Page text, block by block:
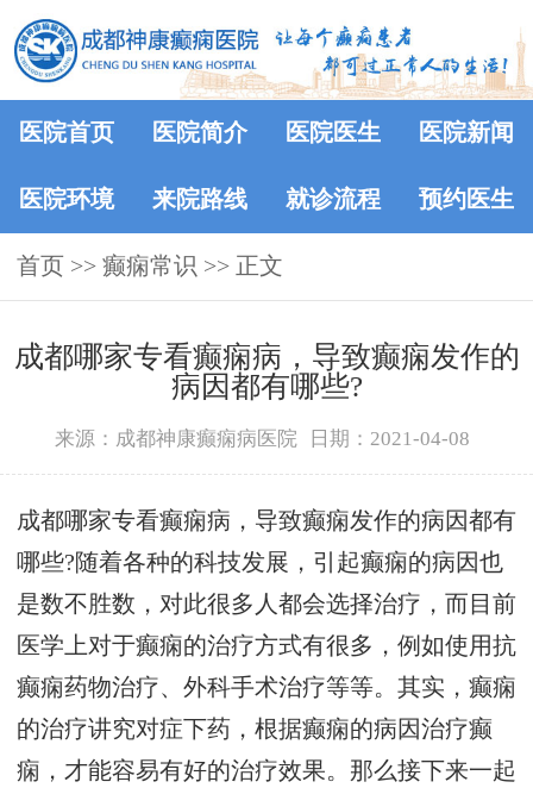
医院首页 医院简介 医院医生 医院新闻
医院环境 来院路线 就诊流程 预约医生
首页 >> 癫痫常识 >> 正文
成都哪家专看癫痫病，导致癫痫发作的
病因都有哪些?
来源：成都神康癫痫病医院 日期：2021-04-08
成都哪家专看癫痫病，导致癫痫发作的病因都有
哪些?随着各种的科技发展，引起癫痫的病因也
是数不胜数，对此很多人都会选择治疗，而目前
医学上对于癫痫的治疗方式有很多，例如使用抗
癫痫药物治疗、外科手术治疗等等。其实，癫痫
的治疗讲究对症下药，根据癫痫的病因治疗癫
痫，才能容易有好的治疗效果。那么接下来一起